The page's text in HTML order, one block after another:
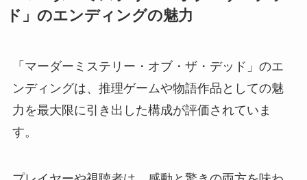
ド」のエンディングの魅力
「マーダーミステリー・オブ・ザ・デッド」のエ
ンディングは、推理ゲームや物語作品としての魅
力を最大限に引き出した構成が評価されていま
す。